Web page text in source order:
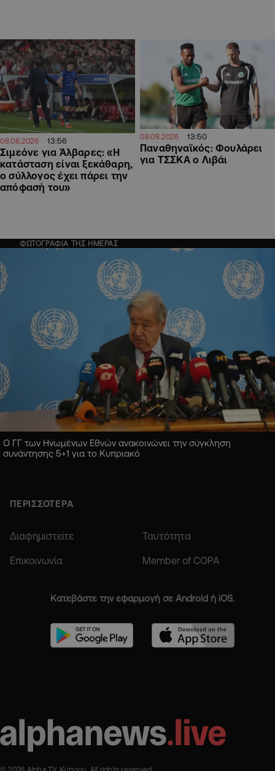
08.08.2026 13:56
Σιμεόνε για Άλβαρες: «Η
κατάσταση είναι ξεκάθαρη,
ο σύλλογος έχει πάρει την
απόφασή του»
08.08.2026 13:50
Παναθηναϊκός: Φουλάρει
για ΤΣΣΚΑ ο Λιβάι
ΦΩΤΟΓΡΑΦΙΑ ΤΗΣ ΗΜΕΡΑΣ
Ο ΓΓ των Ηνωμένων Εθνών ανακοινώνει την σύγκληση
συνάντησης 5+1 για το Κυπριακό
ΠΕΡΙΣΣΟΤΕΡΑ
Διαφημιστείτε Ταυτότητα
Επικοινωνία Member of COPA
Κατεβάστε την εφαρμογή σε Android ή iOS.
© 2026 Alpha TV Κύπρου. All rights reserved